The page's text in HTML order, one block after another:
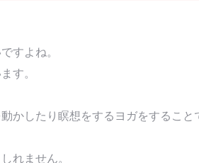
すよね。
す。
したり瞑想をするヨガをすること
れません。